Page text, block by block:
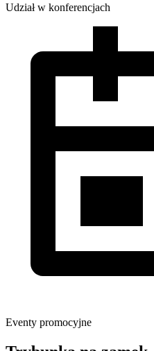
Udział w konferencjach
Eventy promocyjne